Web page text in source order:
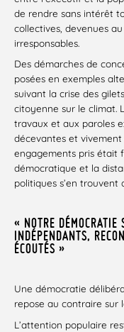
de rendre sans intérêt
collectives, devenues
irresponsables.
Des démarches de
posées en exemples
suivant la crise des
citoyenne sur le climat.
travaux et aux paroles
décevantes et
engagements pris était
démocratique et la
politiques s’en trouvent
« NOTRE DÉMOCRATIE
INDÉPENDANTS,
ÉCOUTÉS »
Une démocratie
repose au contraire sur
L’attention populaire